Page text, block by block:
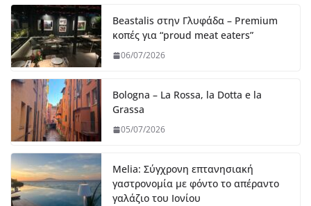
Beastalis στην Γλυφάδα – Premium
κοπές για “proud meat eaters”
06/07/2026
Bologna – La Rossa, la Dotta e la
Grassa
05/07/2026
Melia: Σύγχρονη επτανησιακή
γαστρονομία με φόντο το απέραντο
γαλάζιο του Ιονίου